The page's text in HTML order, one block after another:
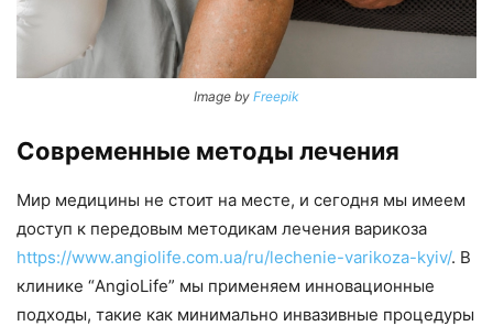
Image by Freepik
Современные методы лечения
Мир медицины не стоит на месте, и сегодня мы имеем
доступ к передовым методикам лечения варикоза
https://www.angiolife.com.ua/ru/lechenie-varikoza-kyiv/. В
клинике “AngioLife” мы применяем инновационные
подходы, такие как минимально инвазивные процедуры